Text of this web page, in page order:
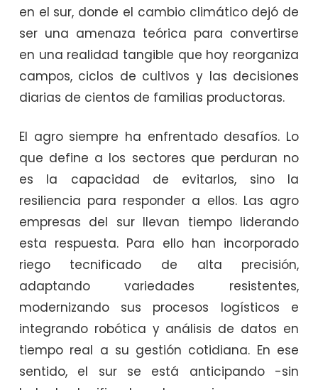
en el sur, donde el cambio climático dejó de
ser una amenaza teórica para convertirse
en una realidad tangible que hoy reorganiza
campos, ciclos de cultivos y las decisiones
diarias de cientos de familias productoras.
El agro siempre ha enfrentado desafíos. Lo
que define a los sectores que perduran no
es la capacidad de evitarlos, sino la
resiliencia para responder a ellos. Las agro
empresas del sur llevan tiempo liderando
esta respuesta. Para ello han incorporado
riego tecnificado de alta precisión,
adaptando variedades resistentes,
modernizando sus procesos logísticos e
integrando robótica y análisis de datos en
tiempo real a su gestión cotidiana. En ese
sentido, el sur se está anticipando -sin